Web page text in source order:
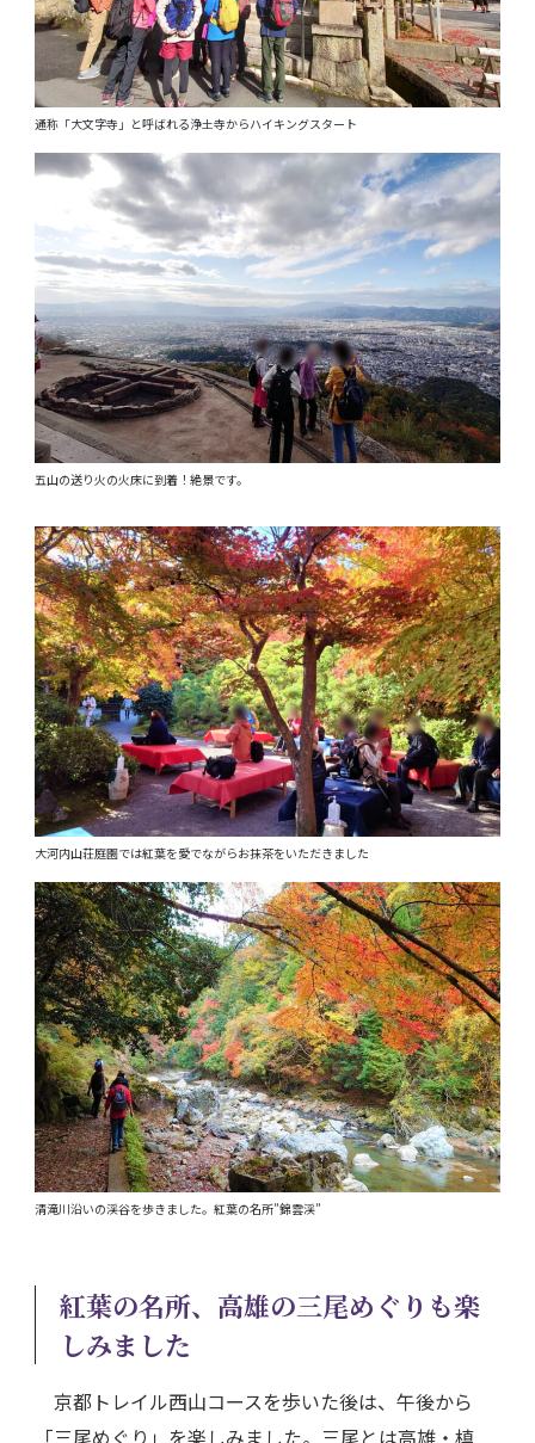
通称「大文字寺」と呼ばれる浄土寺からハイキングスタート
五山の送り火の火床に到着！絶景です。
大河内山荘庭園では紅葉を愛でながらお抹茶をいただきました
清滝川沿いの渓谷を歩きました。紅葉の名所”錦雲渓”
紅葉の名所、高雄の三尾めぐりも楽
しみました
京都トレイル西山コースを歩いた後は、午後から
「三尾めぐり」を楽しみました。三尾とは高雄・槙